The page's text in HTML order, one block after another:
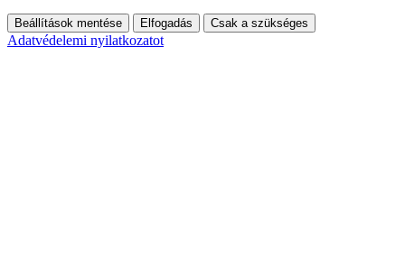
Beállítások mentése Elfogadás Csak a szükséges
Adatvédelemi nyilatkozatot